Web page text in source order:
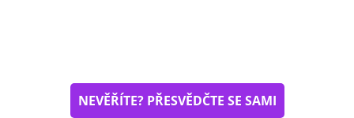
NEVĚŘÍTE? PŘESVĚDČTE SE SAMI